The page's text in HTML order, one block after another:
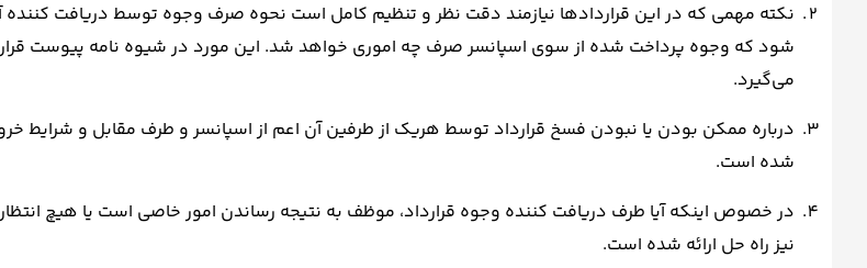
نکته مهمی که در این قراردادها نیازمند دقت نظر و تنظیم کامل است نحوه صرف وجوه توسط دریافت
شود که وجوه پرداخت شده از سوی اسپانسر صرف چه اموری خواهد شد. این مورد در شیوه نامه پیوست
می‌گیرد.
درباره ممکن بودن یا نبودن فسخ قرارداد توسط هریک از طرفین آن اعم از اسپانسر و طرف مقابل و شرایط
شده است.
در خصوص اینکه آیا طرف دریافت کننده وجوه قرارداد، موظف به نتیجه رساندن امور خاصی است یا هیچ
نیز راه حل ارائه شده است.